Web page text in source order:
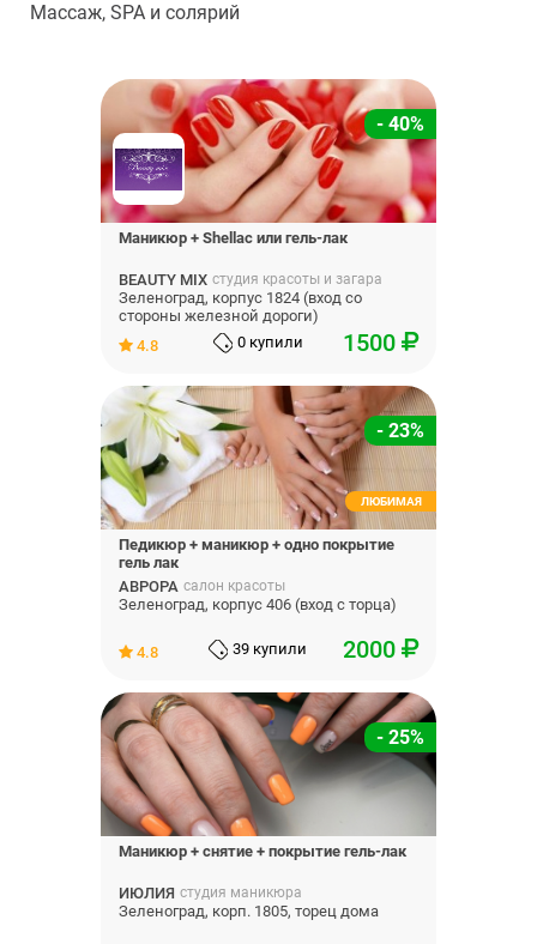
Массаж, SPA и солярий
- 40%
Маникюр + Shellac или гель-лак
BEAUTY MIX студия красоты и загара
Зеленоград, корпус 1824 (вход со
стороны железной дороги)
4.8
0 купили 1500
- 23%
ЛЮБИМАЯ
Педикюр + маникюр + одно покрытие
гель лак
АВРОРА салон красоты
Зеленоград, корпус 406 (вход с торца)
4.8 39 купили 2000
- 25%
Маникюр + снятие + покрытие гель-лак
ИЮЛИЯ студия маникюра
Зеленоград, корп. 1805, торец дома